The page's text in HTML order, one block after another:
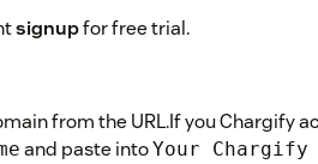
signupfor free trial.
from the URL.If you Chargify
and paste intoYour Chargify